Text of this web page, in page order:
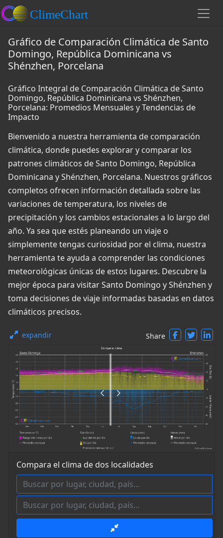
Gráfico de Comparación Climática de Santo
Domingo, República Dominicana vs
Shénzhen, Porcelana
Gráfico Integral de Comparación Climática de Santo
Domingo, República Dominicana vs Shénzhen,
Porcelana: Promedios Mensuales y Tendencias de
Impacto
Bienvenido a nuestra herramienta de comparación
climática, donde puedes explorar y comparar los
patrones climáticos de Santo Domingo, República
Dominicana y Shénzhen, Porcelana. Nuestros gráficos
completos ofrecen información detallada sobre las
variaciones de temperatura, los niveles de
precipitación y los cambios estacionales a lo largo del
año. Ya sea que estés planeando un viaje o
simplemente tengas curiosidad por el clima, nuestra
herramienta te ayuda a comprender las condiciones
meteorológicas únicas de estos lugares. Descubre la
mejor época para visitar Santo Domingo y Shénzhen y
toma decisiones de viaje informadas basadas en datos
climáticos precisos.
expandir Share
Compara el clima de dos localidades